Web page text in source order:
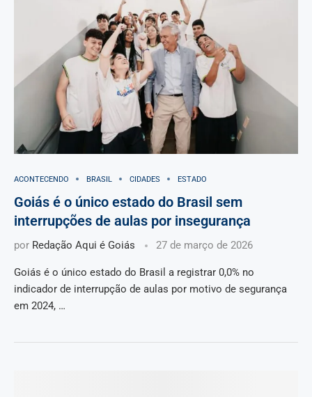
ACONTECENDO BRASIL CIDADES ESTADO
Goiás é o único estado do Brasil sem
interrupções de aulas por insegurança
por Redação Aqui é Goiás 27 de março de 2026
Goiás é o único estado do Brasil a registrar 0,0% no
indicador de interrupção de aulas por motivo de segurança
em 2024, …